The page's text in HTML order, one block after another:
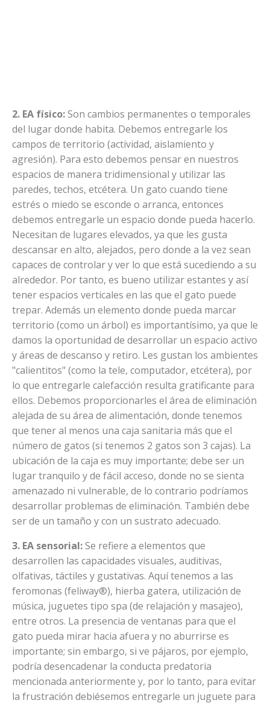
2. EA físico:Son cambios permanentes o temporales
del lugar donde habita. Debemos entregarle los
campos de territorio (actividad, aislamiento y
agresión). Para esto debemos pensar en nuestros
espacios de manera tridimensional y utilizar las
paredes, techos, etcétera. Un gato cuando tiene
estrés o miedo se esconde o arranca, entonces
debemos entregarle un espacio donde pueda hacerlo.
Necesitan de lugares elevados, ya que les gusta
descansar en alto, alejados, pero donde a la vez sean
capaces de controlar y ver lo que está sucediendo a su
alrededor. Por tanto, es bueno utilizar estantes y así
tener espacios verticales en las que el gato puede
trepar. Además un elemento donde pueda marcar
territorio (como un árbol) es importantísimo, ya que le
damos la oportunidad de desarrollar un espacio activo
y áreas de descanso y retiro. Les gustan los ambientes
"calientitos" (como la tele, computador, etcétera), por
lo que entregarle calefacción resulta gratificante para
ellos. Debemos proporcionarles el área de eliminación
alejada de su área de alimentación, donde tenemos
que tener al menos una caja sanitaria más que el
número de gatos (si tenemos 2 gatos son 3 cajas). La
ubicación de la caja es muy importante; debe ser un
lugar tranquilo y de fácil acceso, donde no se sienta
amenazado ni vulnerable, de lo contrario podríamos
desarrollar problemas de eliminación. También debe
ser de un tamaño y con un sustrato adecuado.
3. EA sensorial:Se refiere a elementos que
desarrollen las capacidades visuales, auditivas,
olfativas, táctiles y gustativas. Aquí tenemos a las
feromonas (feliway®), hierba gatera, utilización de
música, juguetes tipo spa (de relajación y masajeo),
entre otros. La presencia de ventanas para que el
gato pueda mirar hacia afuera y no aburrirse es
importante; sin embargo, si ve pájaros, por ejemplo,
podría desencadenar la conducta predatoria
mencionada anteriormente y, por lo tanto, para evitar
la frustración debiésemos entregarle un juguete para